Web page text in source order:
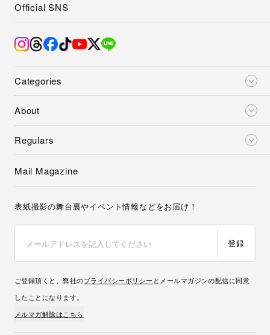
Categories
About
Regulars
Official SNS
Mail Magazine
表紙撮影の舞台裏やイベント情報などをお届け！
登録
ご登録頂くと、弊社のプライバシーポリシー とメールマガジンの配信に同意
したことになります。
メルマガ解除はこちら